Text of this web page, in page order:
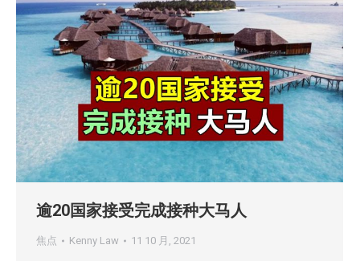
逾20国家接受完成接种大马人
焦点 Kenny Law 11 10 月, 2021